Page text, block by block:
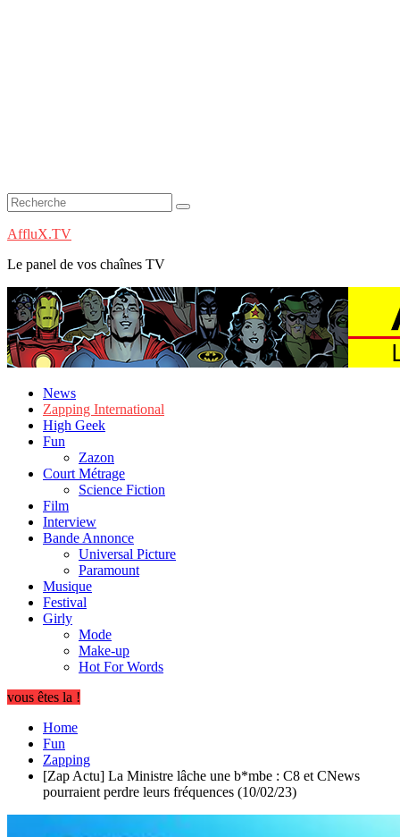
AffluX.TV
Le panel de vos chaînes TV
News
Zapping International
High Geek
Fun
Zazon
Court Métrage
Science Fiction
Film
Interview
Bande Annonce
Universal Picture
Paramount
Musique
Festival
Girly
Mode
Make-up
Hot For Words
vous êtes la !
Home
Fun
Zapping
[Zap Actu] La Ministre lâche une b*mbe : C8 et CNews
pourraient perdre leurs fréquences (10/02/23)